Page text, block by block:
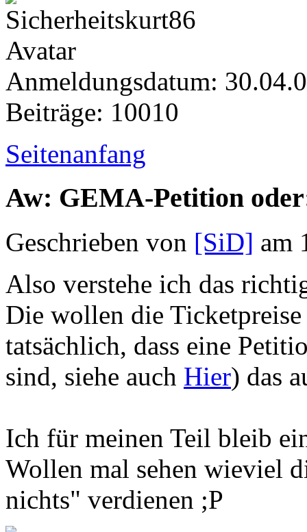
Anmeldungsdatum:
Beiträge: 10010
Seitenanfang
Aw: GEMA-Petition
Geschrieben von [SiD] am
Also verstehe ich das
Die wollen die
tatsächlich, dass eine
sind, siehe auch Hier) das
Ich für meinen Teil bleib
Wollen mal sehen wieviel
nichts" verdienen ;P